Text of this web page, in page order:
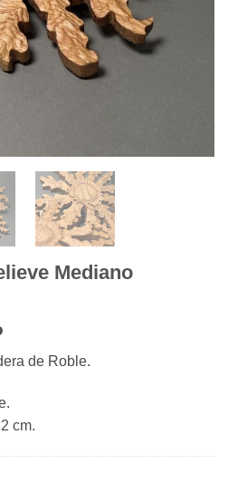
Mediano
de Roble.
cm.